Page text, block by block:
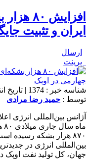
افزایش
ایران و تثبیت
ارسال
پرینت
توسط : حمید رضا مرادی
آژانس بین‌المللی انرژی
۸۷۰ هزار بشکه رسیده
بین‌المللی انرژی در
جهان، کل تولید نفت